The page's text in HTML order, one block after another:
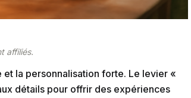
affiliés.
et la personnalisation forte. Le levier «
détails pour offrir des expériences